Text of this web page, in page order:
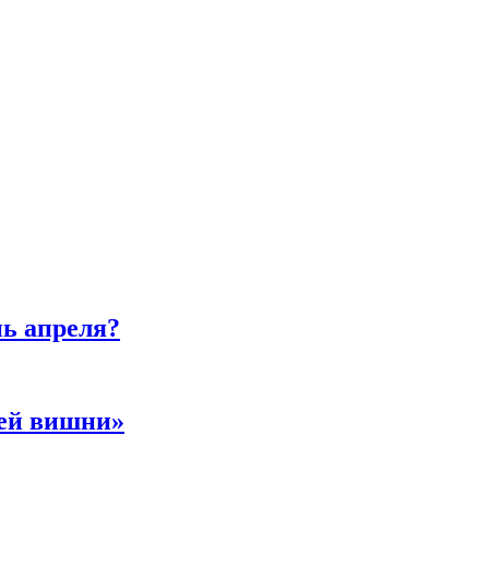
апреля?
вишни»